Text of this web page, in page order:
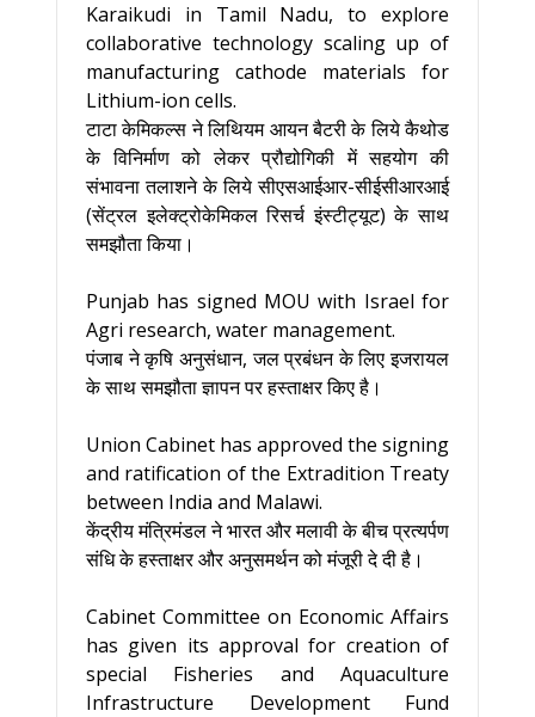
Karaikudi in Tamil Nadu, to explore
collaborative technology scaling up of
manufacturing cathode materials for
Lithium-ion cells.
टाटा केमिकल्स ने लिथियम आयन बैटरी के लिये कैथोड
के विनिर्माण को लेकर प्रौद्योगिकी में सहयोग की
संभावना तलाशने के लिये सीएसआईआर-सीईसीआरआई
(सेंट्रल इलेक्ट्रोकेमिकल रिसर्च इंस्टीट्यूट) के साथ
समझौता किया।
Punjab has signed MOU with Israel for
Agri research, water management.
पंजाब ने कृषि अनुसंधान, जल प्रबंधन के लिए इजरायल
के साथ समझौता ज्ञापन पर हस्ताक्षर किए है।
Union Cabinet has approved the signing
and ratification of the Extradition Treaty
between India and Malawi.
केंद्रीय मंत्रिमंडल ने भारत और मलावी के बीच प्रत्यर्पण
संधि के हस्ताक्षर और अनुसमर्थन को मंजूरी दे दी है।
Cabinet Committee on Economic Affairs
has given its approval for creation of
special Fisheries and Aquaculture
Infrastructure Development Fund